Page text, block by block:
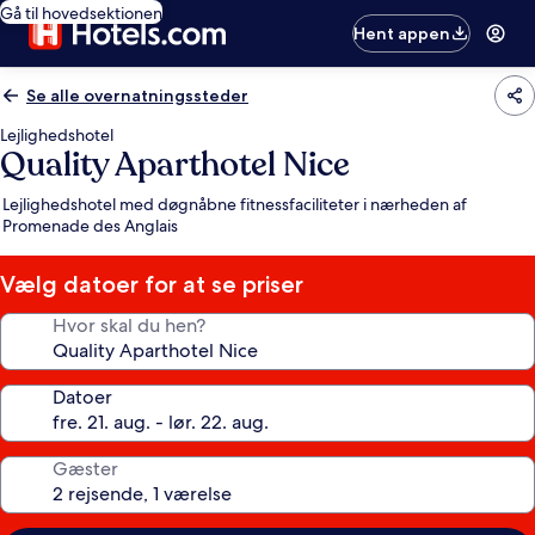
Gå til hovedsektionen
Hent appen
Se alle overnatningssteder
Lejlighedshotel
Quality Aparthotel Nice
Lejlighedshotel med døgnåbne fitnessfaciliteter i nærheden af
Promenade des Anglais
Vælg datoer for at se priser
Hvor skal du hen?
Datoer
Gæster